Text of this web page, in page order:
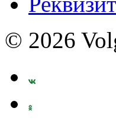
© 2026